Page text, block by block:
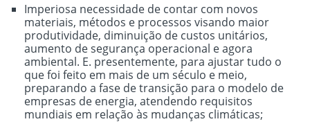
Imperiosa necessidade de contar com novos
materiais, métodos e processos visando maior
produtividade, diminuição de custos unitários,
aumento de segurança operacional e agora
ambiental. E. presentemente, para ajustar tudo o
que foi feito em mais de um século e meio,
preparando a fase de transição para o modelo de
empresas de energia, atendendo requisitos
mundiais em relação às mudanças climáticas;